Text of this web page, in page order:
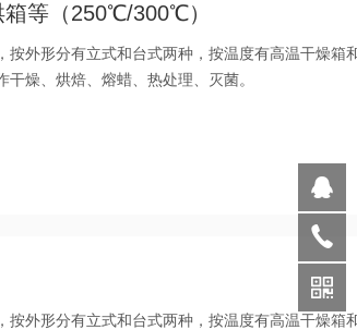
等（250℃/300℃）
外形分有立式和台式两种，按温度有高温干燥箱
燥、烘焙、熔蜡、热处理、灭菌。
外形分有立式和台式两种，按温度有高温干燥箱